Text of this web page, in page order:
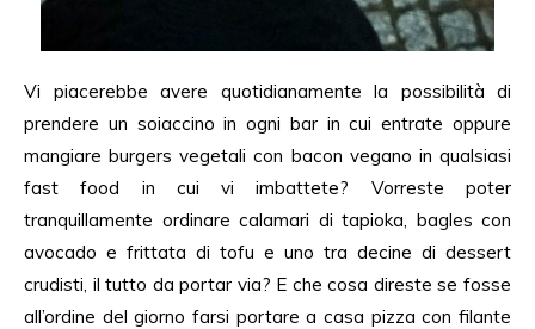
Vi piacerebbe avere quotidianamente la possibilità di
prendere un soiaccino in ogni bar in cui entrate oppure
mangiare burgers vegetali con bacon vegano in qualsiasi
fast food in cui vi imbattete? Vorreste poter
tranquillamente ordinare calamari di tapioka, bagles con
avocado e frittata di tofu e uno tra decine di dessert
crudisti, il tutto da portar via? E che cosa direste se fosse
all’ordine del giorno farsi portare a casa pizza con filante